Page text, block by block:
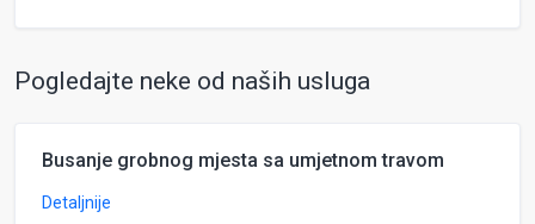
Pogledajte neke od naših usluga
Busanje grobnog mjesta sa umjetnom travom
Detaljnije